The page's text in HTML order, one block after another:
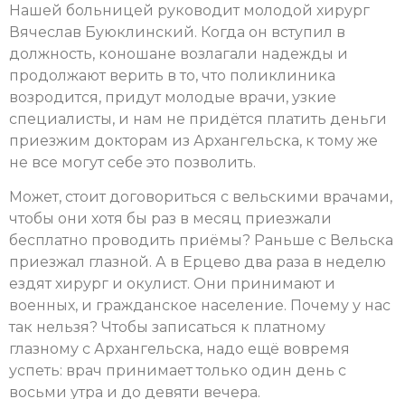
Нашей больницей руководит молодой хирург
Вячеслав Буюклинский. Когда он вступил в
должность, коношане возлагали надежды и
продолжают верить в то, что поликлиника
возродится, придут молодые врачи, узкие
специалисты, и нам не придётся платить деньги
приезжим докторам из Архангельска, к тому же
не все могут себе это позволить.
Может, стоит договориться с вельскими врачами,
чтобы они хотя бы раз в месяц приезжали
бесплатно проводить приёмы? Раньше с Вельска
приезжал глазной. А в Ерцево два раза в неделю
ездят хирург и окулист. Они принимают и
военных, и гражданское население. Почему у нас
так нельзя? Чтобы записаться к платному
глазному с Архангельска, надо ещё вовремя
успеть: врач принимает только один день с
восьми утра и до девяти вечера.